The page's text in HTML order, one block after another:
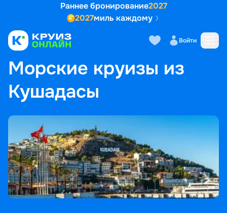
Раннее бронирование2027
2027миль каждому
Войти
ГЛАВНАЯ • ПОПУЛЯРНЫЕ НАПРАВЛЕНИЯ
МОРСКИЕ КРУИЗЫ ИЗ КУШАДАСЫ
Морские круизы из
Кушадасы